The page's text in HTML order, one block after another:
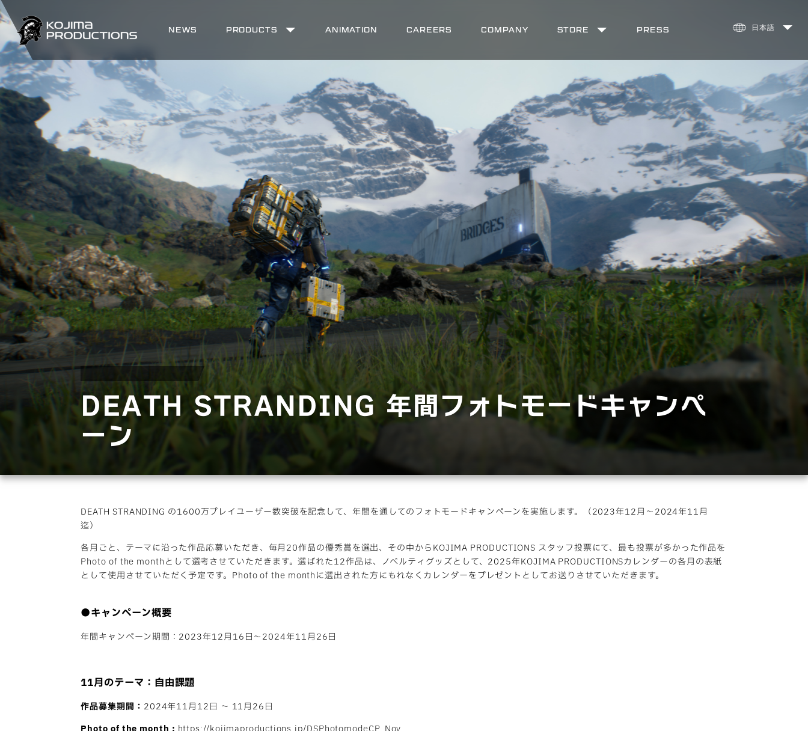
メ
イ
コ
ン
テ
ン
ツ
に
移
動
Main
navigation
NEWS PRODUCTS ANIMATION CAREERS COMPANY STORE PRESS
DEATH STRANDING 年間フォトモードキャンペ
ーン
DEATH STRANDING の1600万プレイユーザー数突破を記念して、年間を通してのフォトモードキャンペーンを実施します。（2023年12月〜2024年11月
迄）
各月ごと、テーマに沿った作品応募いただき、毎月20作品の優秀賞を選出、その中からKOJIMA PRODUCTIONS スタッフ投票にて、最も投票が多かった作品を
Photo of the monthとして選考させていただきます。選ばれた12作品は、ノベルティグッズとして、2025年KOJIMA PRODUCTIONSカレンダーの各月の表紙
として使用させていただく予定です。Photo of the monthに選出された方にもれなくカレンダーをプレゼントとしてお送りさせていただきます。
●キャンペーン概要
年間キャンペーン期間：2023年12月16日〜2024年11月26日
11月のテーマ： 自由課題
作品募集期間： 2024年11月12日 〜 11月26日